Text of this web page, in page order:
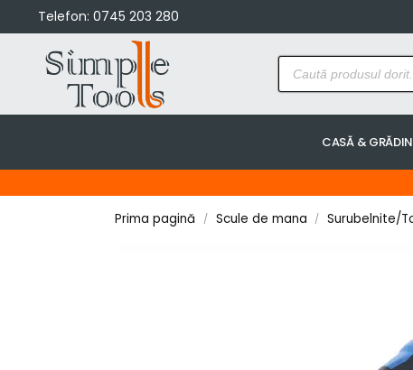
Telefon: 0745 203 280
CASĂ &
Prima pagină / Scule de mana / Surubelnite/